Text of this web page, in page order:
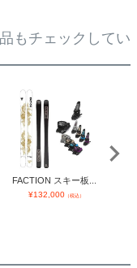
もチェックしてい
FACTION スキー板...
¥132,000（税込）